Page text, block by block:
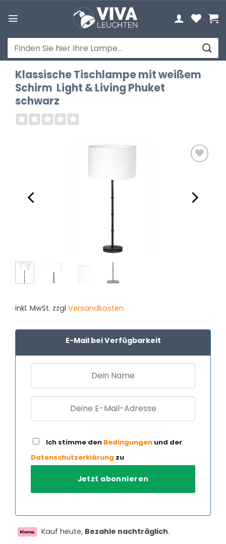
Inhalt
Suchen
nach:
Klassische Tischlampe mit weißem
Schirm Light & Living Phuket
schwarz
inkl. MwSt. zzgl Versandkosten
E-Mail bei Verfügbarkeit
Ich stimme den Bedingungen und der
Datenschutzerklärung zu
Kauf heute, Bezahle nachträglich.